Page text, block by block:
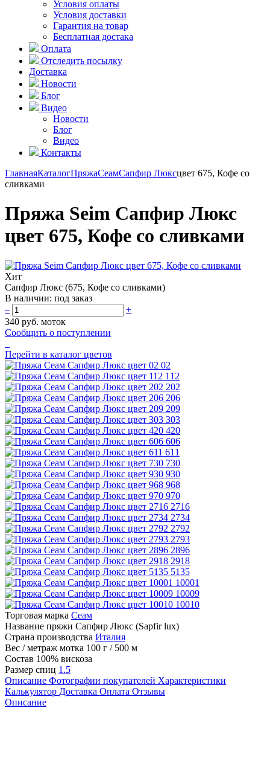
Условия оплаты
Условия доставки
Гарантия на товар
Бесплатная достака
Оплата
Отследить посылку
Доставка
Новости
Блог
Видео
Новости
Блог
Видео
Контакты
ГлавнаяКаталогПряжаСеамСапфир Люксцвет 675, Кофе со
сливками
Пряжа Seim Сапфир Люкс
цвет 675, Кофе со сливками
Хит
Сапфир Люкс (675, Кофе со сливками)
В наличии: под заказ
–
+
340 руб. моток
Сообщить о поступлении
Перейти в каталог цветов
02
112
202
206
209
303
420
606
611
730
930
968
970
2716
2734
2792
2793
2896
2918
5135
10001
10009
10010
Торговая марка Сеам
Название пряжи Сапфир Люкс (Sapfir lux)
Страна производства Италия
Вес / метраж мотка 100 г / 500 м
Состав 100% вискоза
Размер спиц 1.5
Описание Фотографии покупателей Характеристики
Калькулятор Доставка Оплата Отзывы
Описание